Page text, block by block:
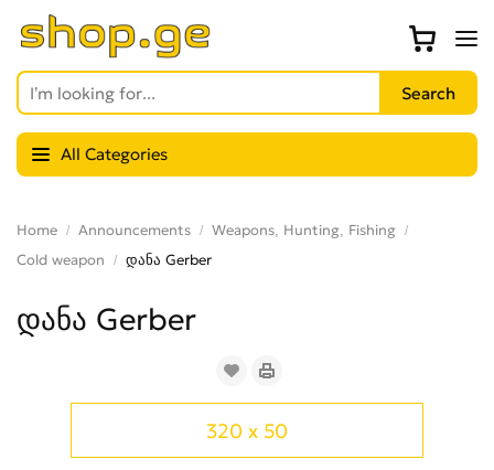
All Categories
Home Announcements
Weapons, Hunting, Fishing
Cold weapon
დანა Gerber
დანა Gerber
320 x 50